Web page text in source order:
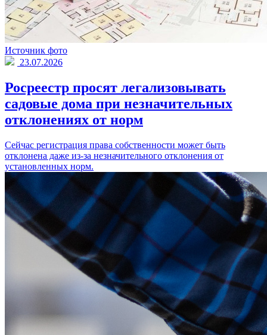
Источник фото
23.07.2026
Росреестр просят легализовывать
садовые дома при незначительных
отклонениях от норм
Сейчас регистрация права собственности может быть
отклонена даже из-за незначительного отклонения от
установленных норм.